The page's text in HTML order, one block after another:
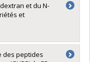
et du N-
et
des peptides